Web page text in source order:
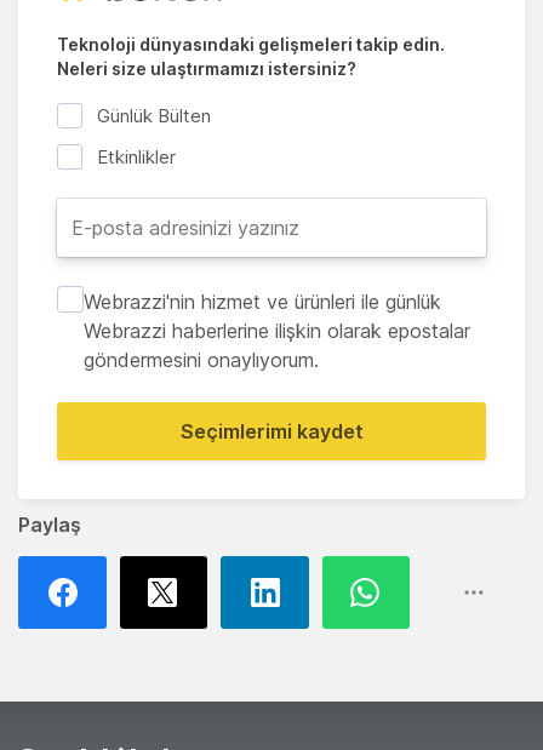
Paylaş
Teknoloji dünyasındaki gelişmeleri takip edin.
Neleri size ulaştırmamızı istersiniz?
Günlük Bülten
Etkinlikler
Webrazzi'nin hizmet ve ürünleri ile günlük
Webrazzi haberlerine ilişkin olarak epostalar
göndermesini onaylıyorum.
Seçimlerimi kaydet